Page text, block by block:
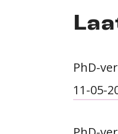
PhD-
11-05-